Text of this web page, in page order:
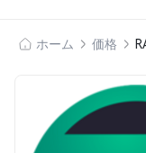
ホーム 価格